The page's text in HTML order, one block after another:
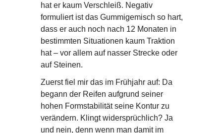
hat er kaum Verschleiß. Negativ
formuliert ist das Gummigemisch so hart,
dass er auch noch nach 12 Monaten in
bestimmten Situationen kaum Traktion
hat – vor allem auf nasser Strecke oder
auf Steinen.
Zuerst fiel mir das im Frühjahr auf: Da
begann der Reifen aufgrund seiner
hohen Formstabilität seine Kontur zu
verändern. Klingt widersprüchlich? Ja
und nein, denn wenn man damit im